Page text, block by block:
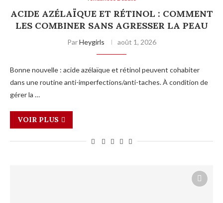
ACIDE AZÉLAÏQUE ET RÉTINOL : COMMENT
LES COMBINER SANS AGRESSER LA PEAU
ParHeygirls août 1, 2026
Bonne nouvelle : acide azélaïque et rétinol peuvent cohabiter
dans une routine anti-imperfections/anti-taches. À condition de
gérer la …
VOIR PLUS